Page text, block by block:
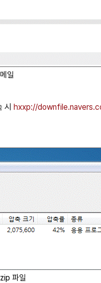
일
시 hxxp://
파일